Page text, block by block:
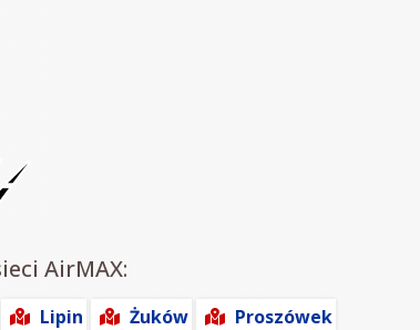
AirMAX:
Lipin Żuków
Proszówek